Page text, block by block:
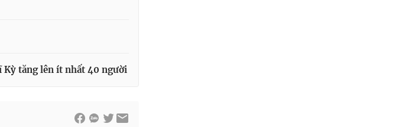
Kỳ tăng lên ít nhất 40 người